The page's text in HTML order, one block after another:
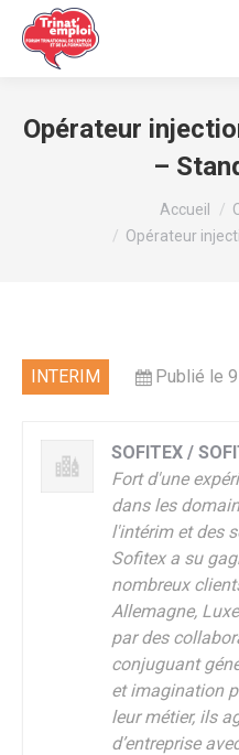
Opérateur
–
Accueil
Opérateur
INTERIM Publié le
SOFITEX /
Fort d'une
dans les
l'intérim et des
Sofitex a su
nombreux
Allemagne,
par des
conjuguant
et imagination
leur métier, ils
d’entreprise